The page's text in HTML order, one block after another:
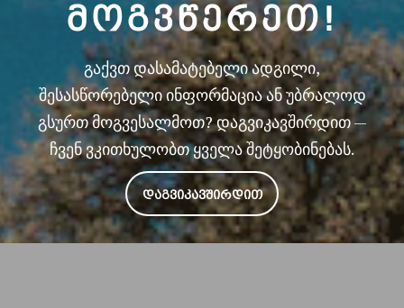
ᲛᲝᲒᲕᲬᲔᲠᲔᲗ!
გაქვთ დასამატებელი ადგილი,
შესასწორებელი ინფორმაცია ან უბრალოდ
გსურთ მოგვესალმოთ? დაგვიკავშირდით —
ჩვენ ვკითხულობთ ყველა შეტყობინებას.
ᲓᲐᲒᲕᲘᲙᲐᲕᲨᲘᲠᲓᲘᲗ